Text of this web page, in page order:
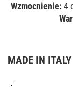
Wzmocnienie: 4
MADE IN ITALY